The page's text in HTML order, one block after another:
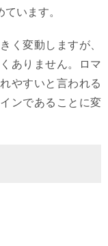
います。
く変動しますが、
ありません。ロマ
やすいと言われる
ンであることに変